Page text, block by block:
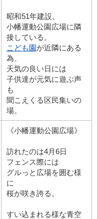
昭和51年建設。
小幡運動公園広場に隣
接している。
こども園が近隣にある
為、
天気の良い日には
子供達が元気に遊ぶ声
も
聞こえくる区民集いの
場。
《小幡運動公園広場》
訪れたのは4月6日
フェンス際には
グルっと広場を囲む様
に
桜が咲き誇る。
すい込まれる様な青空